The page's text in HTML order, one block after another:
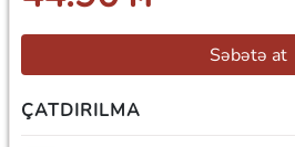
Səbətə at
ÇATDIRILMA